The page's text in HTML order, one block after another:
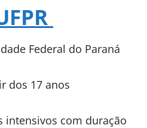
Federal do Paraná
dos 17 anos
intensivos com duração